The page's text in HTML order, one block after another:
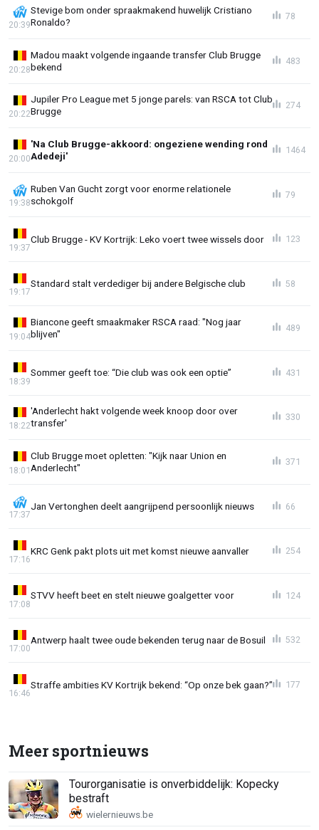
Stevige bom onder spraakmakend huwelijk Cristiano
Ronaldo?
20:39
78
Madou maakt volgende ingaande transfer Club Brugge
bekend
20:28
483
Jupiler Pro League met 5 jonge parels: van RSCA tot Club
Brugge
20:22
274
'Na Club Brugge-akkoord: ongeziene wending rond
Adedeji'
20:00
1464
Ruben Van Gucht zorgt voor enorme relationele
schokgolf
19:38
79
Club Brugge - KV Kortrijk: Leko voert twee wissels door
19:37
123
Standard stalt verdediger bij andere Belgische club
19:17
58
Biancone geeft smaakmaker RSCA raad: "Nog jaar
blijven"
19:04
489
Sommer geeft toe: “Die club was ook een optie”
18:39
431
'Anderlecht hakt volgende week knoop door over
transfer'
18:22
330
Club Brugge moet opletten: "Kijk naar Union en
Anderlecht"
18:01
371
Jan Vertonghen deelt aangrijpend persoonlijk nieuws
17:37
66
KRC Genk pakt plots uit met komst nieuwe aanvaller
17:16
254
STVV heeft beet en stelt nieuwe goalgetter voor
17:08
124
Antwerp haalt twee oude bekenden terug naar de Bosuil
17:00
532
Straffe ambities KV Kortrijk bekend: “Op onze bek gaan?”
16:46
177
Meer sportnieuws
Tourorganisatie is onverbiddelijk: Kopecky
bestraft